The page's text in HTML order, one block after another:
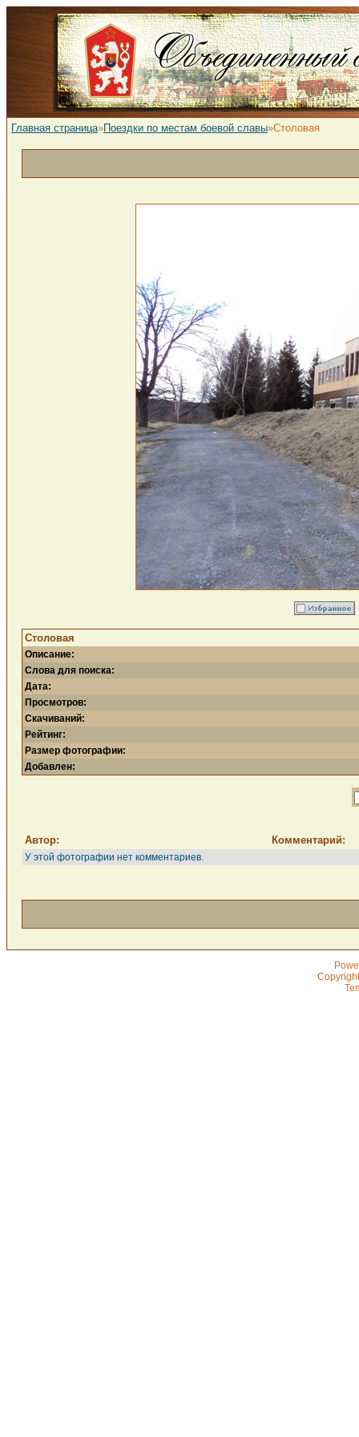
Главная страница»Поездки по местам боевой славы»Столовая
Столовая
Описание:
Слова для поиска:
Дата:
Просмотров:
Скачиваний:
Рейтинг:
Размер фотографии:
Добавлен:
Автор: Комментарий:
У этой фотографии нет комментариев.